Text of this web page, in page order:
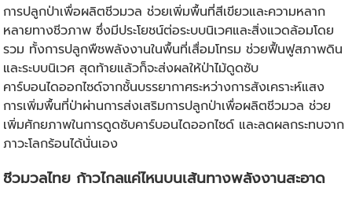
การปลูกป่าเพื่อผลิตชีวมวล ช่วยเพิ่มพื้นที่สีเขียวและความหลาก
หลายทางชีวภาพ ซึ่งมีประโยชน์ต่อระบบนิเวศและสิ่งแวดล้อมโดย
รวม ทั้งการปลูกพืชพลังงานในพื้นที่เสื่อมโทรม ช่วยฟื้นฟูสภาพดิน
และระบบนิเวศ สุดท้ายแล้วก็จะส่งผลให้ป่าไม้ดูดซับ
คาร์บอนไดออกไซด์จากชั้นบรรยากาศระหว่างการสังเคราะห์แสง
การเพิ่มพื้นที่ป่าผ่านการส่งเสริมการปลูกป่าเพื่อผลิตชีวมวล ช่วย
เพิ่มศักยภาพในการดูดซับคาร์บอนไดออกไซด์ และลดผลกระทบจาก
ภาวะโลกร้อนได้นั่นเอง
ชีวมวลไทย ก้าวไกลแค่ไหนบนเส้นทางพลังงานสะอาด